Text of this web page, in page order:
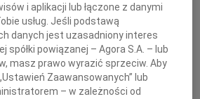
prof.
i aplikacji lub łączone z danymi
usług. Jeśli podstawą
danych jest uzasadniony interes
spółki powiązanej – Agora S.A. – lub
masz prawo wyrazić sprzeciw. Aby
Zaawansowanych” lub
– w zależności od